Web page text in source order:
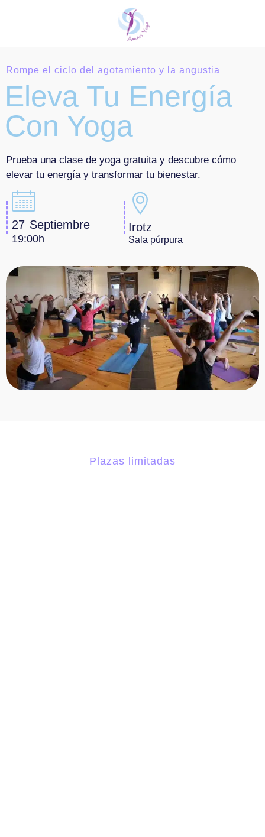
Rompe el ciclo del agotamiento y la angustia
Eleva Tu Energía
Con Yoga
Prueba una clase de yoga gratuita y descubre cómo
elevar tu energía y transformar tu bienestar.
27 Septiembre
19:00h
Irotz
Sala púrpura
Plazas limitadas